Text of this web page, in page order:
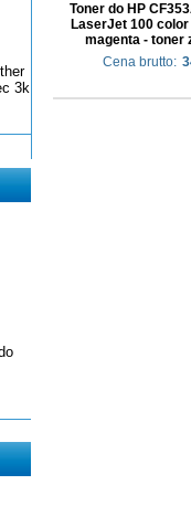
3k
Toner do HP
LaserJet 100 color
magenta - toner
Cena brutto: